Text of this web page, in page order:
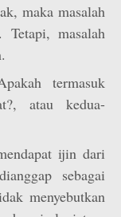
maka masalah
masalah
termasuk
atau kedua-
ijin dari
sebagai
menyebutkan